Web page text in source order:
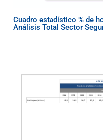
Cuadro estadístico % de
Análisis Total Sector